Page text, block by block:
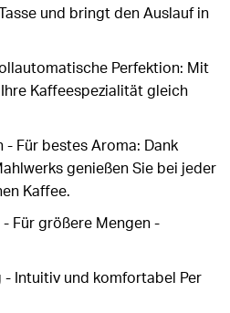
und bringt den Auslauf in
Perfektion: Mit
Kaffeespezialität gleich
Für bestes Aroma: Dank
genießen Sie bei jeder
Kaffee.
Für größere Mengen -
- Intuitiv und komfortabel Per